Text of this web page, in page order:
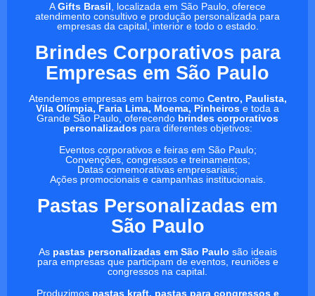
AGifts Brasil , localizada em São Paulo, oferece
atendimento consultivo e produção personalizada para
empresas da capital, interior e todo o estado.
Brindes Corporativos para
Empresas em São Paulo
Atendemos empresas em bairros como Centro, Paulista,
Vila Olímpia, Faria Lima, Moema, Pinheiros e toda a
Grande São Paulo, oferecendo brindes corporativos
personalizadospara diferentes objetivos:
Eventos corporativos e feiras em São Paulo;
Convenções, congressos e treinamentos;
Datas comemorativas empresariais;
Ações promocionais e campanhas institucionais.
Pastas Personalizadas em
São Paulo
As pastas personalizadas em São Paulo são ideais
para empresas que participam de eventos, reuniões e
congressos na capital.
Produzimos pastas kraft, pastas para congressos e